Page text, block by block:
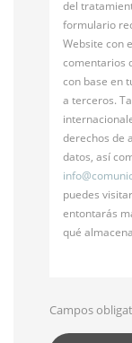
del
formulario
Website con
comentarios
con base en
a terceros.
derechos de
datos, así
info@
puedes
entontarás
qué
Campos